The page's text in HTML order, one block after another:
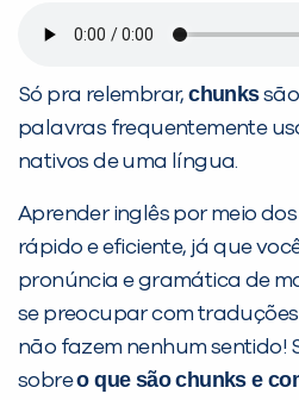
Só pra relembrar,chunkssão
palavras frequentemente
nativos de uma língua.
Aprender inglês por meio dos
rápido e eficiente, já que
pronúncia e gramática de
se preocupar com
não fazem nenhum sentido!
sobreo que sãochunkse
Preencha com seus
já vamos te